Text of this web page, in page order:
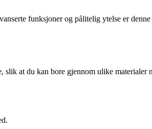
funksjoner og pålitelig ytelse er
at du kan bore gjennom ulike materialer